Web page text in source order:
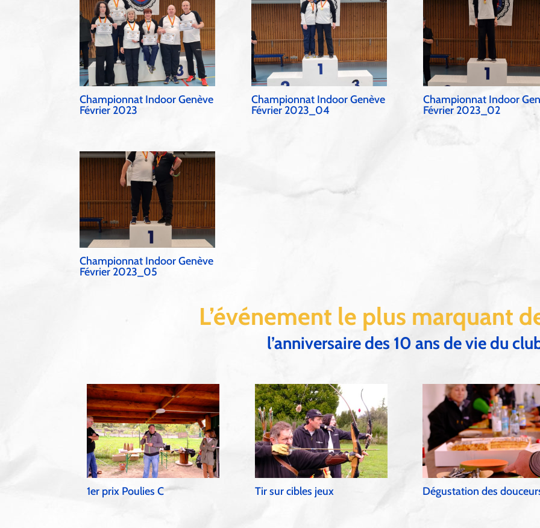
Championnat Indoor Genève
Février 2023
Championnat Indoor Genève
Février 2023_04
Championnat Indoor
Février 2023_02
Championnat Indoor Genève
Février 2023_05
L’événement le plus marquant
l’anniversaire des 10 ans de vie du
1er prix Poulies C Tir sur cibles jeux Dégustation des